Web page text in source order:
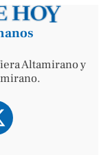
Altamirano y